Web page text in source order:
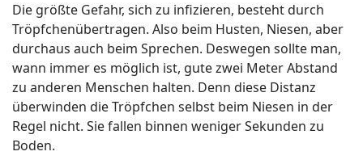
Die größte Gefahr, sich zu infizieren, besteht durch
Tröpfchenübertragen. Also beim Husten, Niesen, aber
durchaus auch beim Sprechen. Deswegen sollte man,
wann immer es möglich ist, gute zwei Meter Abstand
zu anderen Menschen halten. Denn diese Distanz
überwinden die Tröpfchen selbst beim Niesen in der
Regel nicht. Sie fallen binnen weniger Sekunden zu
Boden.